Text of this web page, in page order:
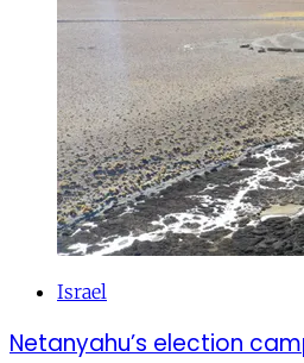
Israel
Netanyahu’s election